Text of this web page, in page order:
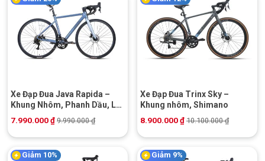
Xe Đạp Đua Java Rapida –
Khung Nhôm, Phanh Dầu, L-
7.990.000₫ 9.990.000₫
Xe Đạp Đua Trinx Sky –
Khung nhôm, Shimano
8.900.000₫ 10.100.000₫
Giảm 10% Giảm 9%